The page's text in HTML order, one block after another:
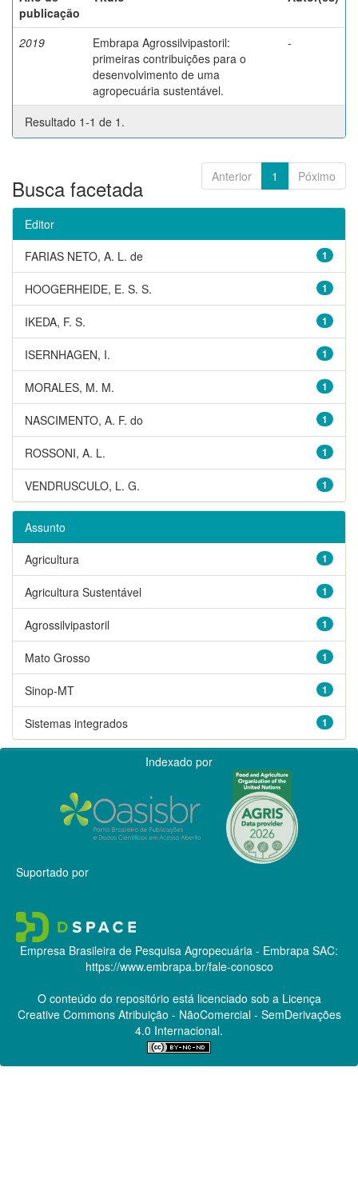
publicação
2019
Embrapa Agrossilvipastoril:
primeiras contribuições para o
desenvolvimento de uma
agropecuária sustentável.
-
Resultado 1-1 de 1.
Anterior 1 Póximo
Busca facetada
Editor
1
FARIAS NETO, A. L. de
1
HOOGERHEIDE, E. S. S.
1
IKEDA, F. S.
1
ISERNHAGEN, I.
1
MORALES, M. M.
1
NASCIMENTO, A. F. do
1
ROSSONI, A. L.
1
VENDRUSCULO, L. G.
Assunto
1
Agricultura
1
Agricultura Sustentável
1
Agrossilvipastoril
1
Mato Grosso
1
Sinop-MT
1
Sistemas integrados
Indexado por
Suportado por
Empresa Brasileira de Pesquisa Agropecuária - Embrapa SAC:
https://www.embrapa.br/fale-conosco
O conteúdo do repositório está licenciado sob a Licença
Creative CommonsAtribuição - NãoComercial - SemDerivações
4.0 Internacional.